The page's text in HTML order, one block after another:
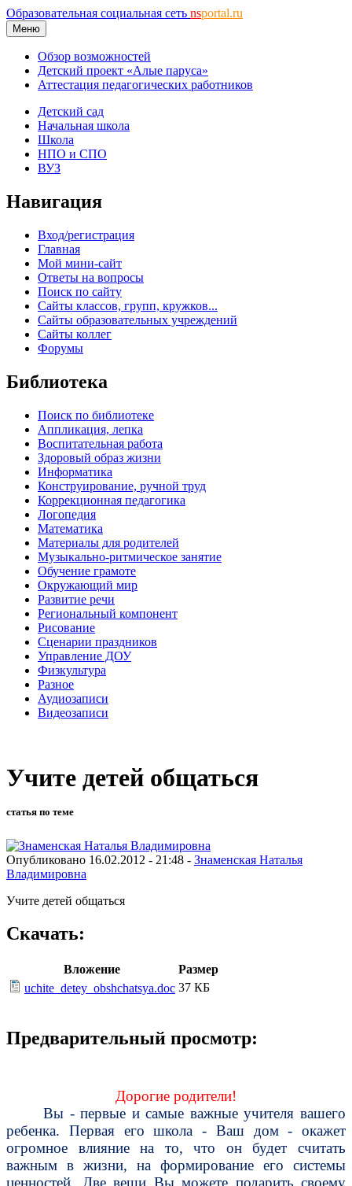
Образовательная социальная сеть nsportal.ru
Меню
Обзор возможностей
Детский проект «Алые паруса»
Аттестация педагогических работников
Детский сад
Начальная школа
Школа
НПО и СПО
ВУЗ
Навигация
Вход/регистрация
Главная
Мой мини-сайт
Ответы на вопросы
Поиск по сайту
Сайты классов, групп, кружков...
Сайты образовательных учреждений
Сайты коллег
Форумы
Библиотека
Поиск по библиотеке
Аппликация, лепка
Воспитательная работа
Здоровый образ жизни
Информатика
Конструирование, ручной труд
Коррекционная педагогика
Логопедия
Математика
Материалы для родителей
Музыкально-ритмическое занятие
Обучение грамоте
Окружающий мир
Развитие речи
Региональный компонент
Рисование
Сценарии праздников
Управление ДОУ
Физкультура
Разное
Аудиозаписи
Видеозаписи
Учите детей общаться
статья по теме
Опубликовано 16.02.2012 - 21:48 - Знаменская Наталья
Владимировна
Учите детей общаться
Скачать:
Вложение
Размер
uchite_detey_obshchatsya.doc 37 КБ
Предварительный просмотр:
Дорогие родители!
Вы - первые и самые важные учителя вашего
ребенка. Первая его школа - Ваш дом - окажет
огромное влияние на то, что он будет считать
важным в жизни, на формирование его системы